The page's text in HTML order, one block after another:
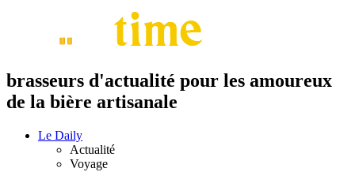
brasseurs d'actualité pour les amoureux
de la bière artisanale
Le Daily
Actualité
Voyage